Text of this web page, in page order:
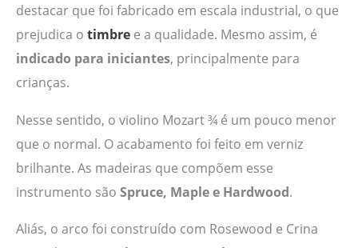
destacar que foi fabricado em escala industrial, o que
prejudica o timbre e a qualidade. Mesmo assim, é
indicado para iniciantes, principalmente para
crianças.
Nesse sentido, o violino Mozart ¾ é um pouco menor
que o normal. O acabamento foi feito em verniz
brilhante. As madeiras que compõem esse
instrumento são Spruce, Maple e Hardwood.
Aliás, o arco foi construído com Rosewood e Crina